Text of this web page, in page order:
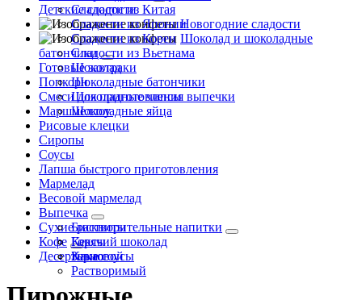
Сладости из Китая
Сладости из Японии
Сладости из Кореи
Сладости из Вьетнама
Детские сладости
Новогодние сладости
Шоколад и шоколадные
батончики
Шоколад
Шоколадные батончики
Шоколадные чипсы
Шоколадные яйца
Готовые завтраки
Попкорн
Смеси для приготовления выпечки
Маршмеллоу
Рисовые клецки
Сиропы
Соусы
Лапша быстрого приготовления
Мармелад
Весовой мармелад
Выпечка
Бисквиты
Кексы
Сухие растворительные напитки
Горячий шоколад
Какао
Кофе
Зерновой
Растворимый
Десертные соусы